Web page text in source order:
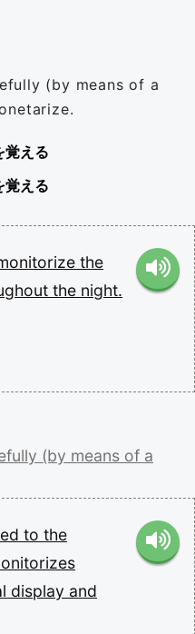
(by means of a
覚える
覚える
the
the night.
(by means of a
to the
display and